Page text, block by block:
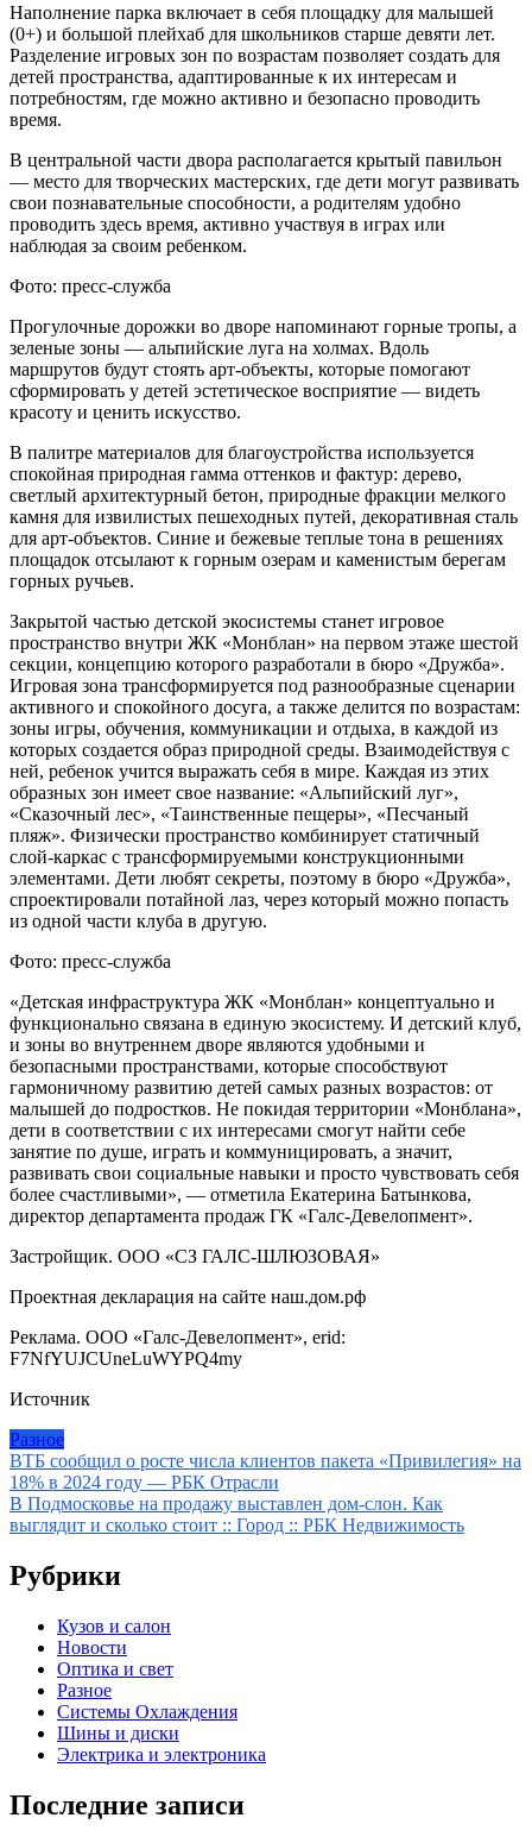
Наполнение парка включает в себя площадку для малышей
(0+) и большой плейхаб для школьников старше девяти лет.
Разделение игровых зон по возрастам позволяет создать для
детей пространства, адаптированные к их интересам и
потребностям, где можно активно и безопасно проводить
время.
В центральной части двора располагается крытый павильон
— место для творческих мастерских, где дети могут развивать
свои познавательные способности, а родителям удобно
проводить здесь время, активно участвуя в играх или
наблюдая за своим ребенком.
Фото: пресс-служба
Прогулочные дорожки во дворе напоминают горные тропы, а
зеленые зоны — альпийские луга на холмах. Вдоль
маршрутов будут стоять арт-объекты, которые помогают
сформировать у детей эстетическое восприятие — видеть
красоту и ценить искусство.
В палитре материалов для благоустройства используется
спокойная природная гамма оттенков и фактур: дерево,
светлый архитектурный бетон, природные фракции мелкого
камня для извилистых пешеходных путей, декоративная сталь
для арт-объектов. Синие и бежевые теплые тона в решениях
площадок отсылают к горным озерам и каменистым берегам
горных ручьев.
Закрытой частью детской экосистемы станет игровое
пространство внутри ЖК «Монблан» на первом этаже шестой
секции, концепцию которого разработали в бюро «Дружба».
Игровая зона трансформируется под разнообразные сценарии
активного и спокойного досуга, а также делится по возрастам:
зоны игры, обучения, коммуникации и отдыха, в каждой из
которых создается образ природной среды. Взаимодействуя с
ней, ребенок учится выражать себя в мире. Каждая из этих
образных зон имеет свое название: «Альпийский луг»,
«Сказочный лес», «Таинственные пещеры», «Песчаный
пляж». Физически пространство комбинирует статичный
слой-каркас с трансформируемыми конструкционными
элементами. Дети любят секреты, поэтому в бюро «Дружба»,
спроектировали потайной лаз, через который можно попасть
из одной части клуба в другую.
Фото: пресс-служба
«Детская инфраструктура ЖК «Монблан» концептуально и
функционально связана в единую экосистему. И детский клуб,
и зоны во внутреннем дворе являются удобными и
безопасными пространствами, которые способствуют
гармоничному развитию детей самых разных возрастов: от
малышей до подростков. Не покидая территории «Монблана»,
дети в соответствии с их интересами смогут найти себе
занятие по душе, играть и коммуницировать, а значит,
развивать свои социальные навыки и просто чувствовать себя
более счастливыми», — отметила Екатерина Батынкова,
директор департамента продаж ГК «Галс-Девелопмент».
Застройщик. ООО «СЗ ГАЛС-ШЛЮЗОВАЯ»
Проектная декларация на сайте наш.дом.рф
Реклама. ООО «Галс-Девелопмент», erid:
F7NfYUJCUneLuWYPQ4my
Источник
Разное
Навигация
по
записям
ВТБ сообщил о росте числа клиентов пакета «Привилегия» на
18% в 2024 году — РБК Отрасли
В Подмосковье на продажу выставлен дом-слон. Как
выглядит и сколько стоит :: Город :: РБК Недвижимость
Рубрики
Кузов и салон
Новости
Оптика и свет
Разное
Системы Охлаждения
Шины и диски
Электрика и электроника
Последние записи